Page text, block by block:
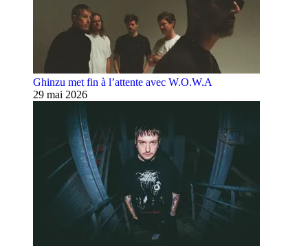
Ghinzu met fin à l’attente avec W.O.W.A
29 mai 2026